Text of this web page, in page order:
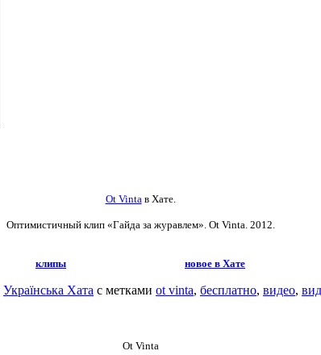
Ot Vinta в Хате.
Оптимистичный клип «Гайда за журавлем». Ot Vinta. 2012.
клипы новое в Хате
Українська Хата с метками ot vinta, бесплатно, видео,
Ot Vinta